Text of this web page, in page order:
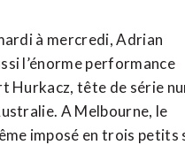
à mercredi, Adrian
l’énorme performance
Hurkacz, tête de série
A Melbourne, le
imposé en trois petits